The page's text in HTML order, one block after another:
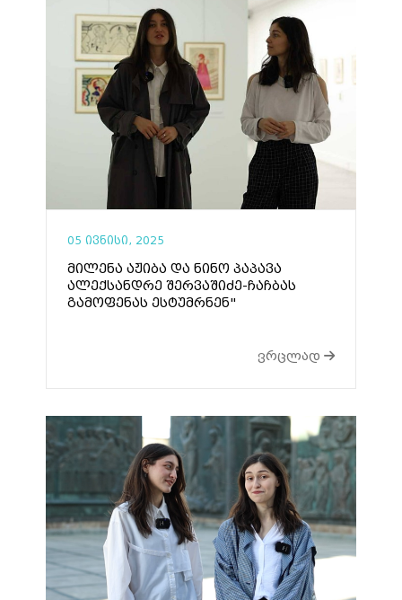
05 ივნისი, 2025
მილენა აჟიბა და ნინო პაპავა
ალექსანდრე შერვაშიძე-ჩაჩბას
გამოფენას ესტუმრნენ"
ვრცლად